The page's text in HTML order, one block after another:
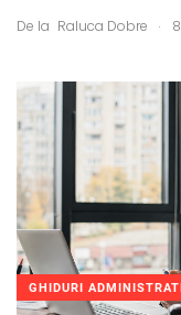
De la Raluca Dobre .
GHIDURI